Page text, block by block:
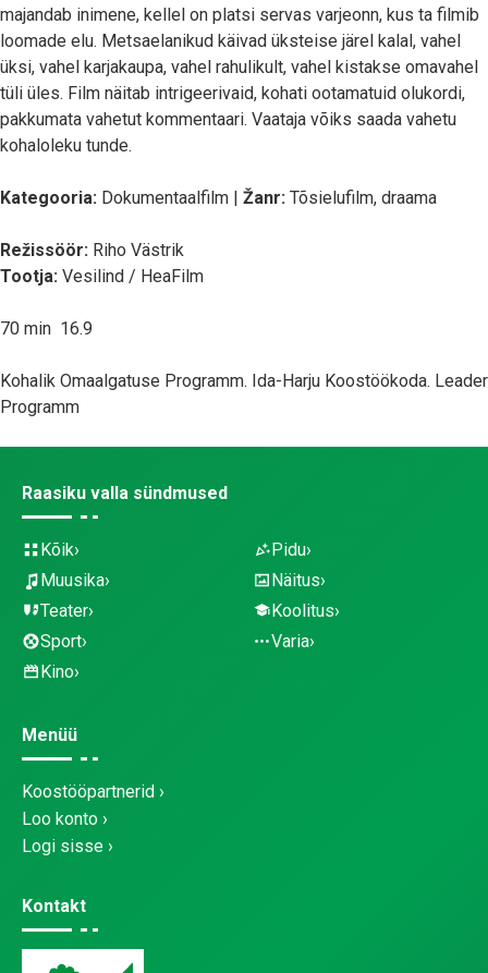
majandab inimene, kellel on platsi servas varjeonn, kus ta filmib
loomade elu. Metsaelanikud käivad üksteise järel kalal, vahel
üksi, vahel karjakaupa, vahel rahulikult, vahel kistakse omavahel
tüli üles. Film näitab intrigeerivaid, kohati ootamatuid olukordi,
pakkumata vahetut kommentaari. Vaataja võiks saada vahetu
kohaloleku tunde.
Kategooria: Dokumentaalfilm | Žanr: Tõsielufilm, draama
Režissöör: Riho Västrik
Tootja: Vesilind / HeaFilm
70 min 16.9
Kohalik Omaalgatuse Programm. Ida-Harju Koostöökoda. Leader
Programm
Raasiku valla sündmused
Kõik
Muusika
Teater
Sport
Kino
Pidu
Näitus
Koolitus
Varia
Menüü
Koostööpartnerid
Loo konto
Logi sisse
Kontakt